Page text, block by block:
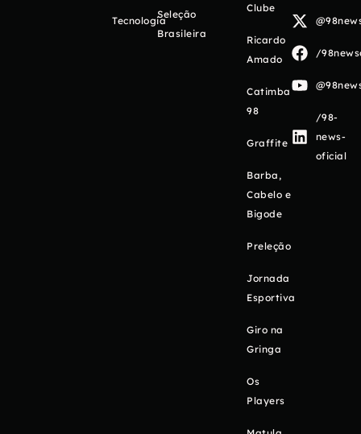
Tecnologia
Seleção
Brasileira
Clube
Ricardo
Amado
Catimba
98
Graffite
Barba,
Cabelo e
Bigode
Preleção
Jornada
Esportiva
Giro na
Gringa
Os
Players
/
/98-
news-
oficial